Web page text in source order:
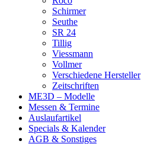
Schirmer
Seuthe
SR 24
Tillig
Viessmann
Vollmer
Verschiedene Hersteller
Zeitschriften
ME3D – Modelle
Messen & Termine
Auslaufartikel
Specials & Kalender
AGB & Sonstiges